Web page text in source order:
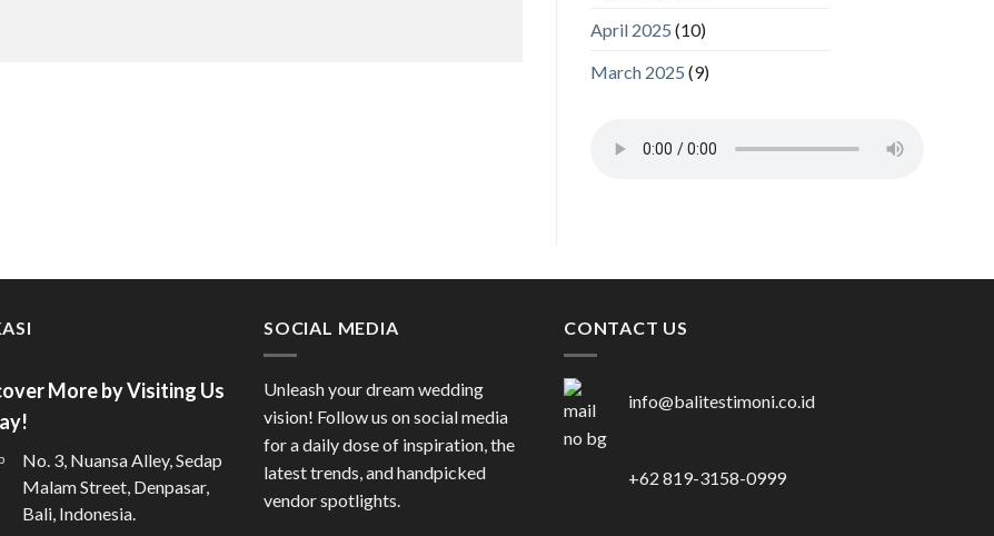
April 2025 (10)
March 2025 (9)
More by Visiting Us
No. 3, Nuansa Alley, Sedap
Malam Street, Denpasar,
Bali, Indonesia.
SOCIAL MEDIA
Unleash your dream wedding
vision! Follow us on social media
for a daily dose of inspiration, the
latest trends, and handpicked
vendor spotlights.
CONTACT US
info@balitestimoni.co.id
+62 819-3158-0999